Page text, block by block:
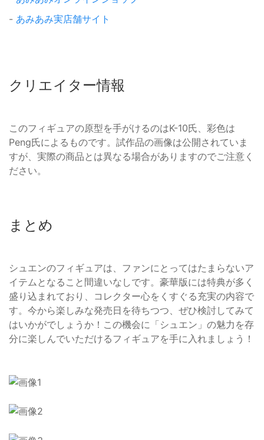
- あみあみ実店舗サイト
クリエイター情報
このフィギュアの原型を手がけるのはK-10氏、彩色は
Peng氏によるものです。試作品の画像は公開されていま
すが、実際の商品とは異なる場合がありますのでご注意く
ださい。
まとめ
シュエンのフィギュアは、ファンにとってはたまらないア
イテムとなること間違いなしです。豪華版には特典が多く
盛り込まれており、コレクター心をくすぐる充実の内容で
す。今から楽しみな発売日を待ちつつ、ぜひ検討してみて
はいかがでしょうか！この機会に「シュエン」の魅力を存
分に楽しんでいただけるフィギュアを手に入れましょう！